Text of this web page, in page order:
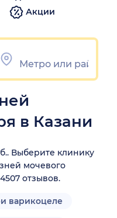
Акции
в Казани
Выберите клинику
мочевого
отзывов.
варикоцеле